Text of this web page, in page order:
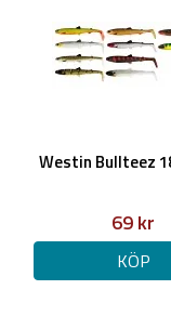
Westin Bullteez
69 kr
KÖP